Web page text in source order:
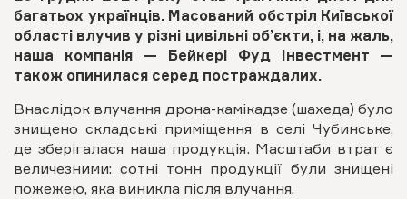
багатьох українців. Масований обстріл Київської
області влучив у різні цивільні об’єкти, і, на жаль,
наша компанія — Бейкері Фуд Інвестмент —
також опинилася серед постраждалих.
Внаслідок влучання дрона-камікадзе (шахеда) було
знищено складські приміщення в селі Чубинське,
де зберігалася наша продукція. Масштаби втрат є
величезними: сотні тонн продукції були знищені
пожежею, яка виникла після влучання.